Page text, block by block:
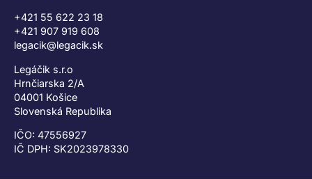
+421 55 622 23 18
+421 907 919 608
legacik@legacik.sk
Legáčik s.r.o
Hrnčiarska 2/A
04001 Košice
Slovenská Republika
IČO: 47556927
IČ DPH: SK2023978330